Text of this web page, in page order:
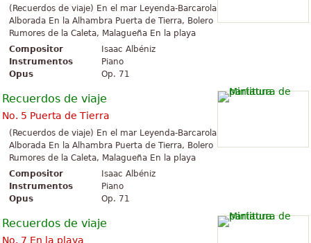
(Recuerdos de viaje) En el mar Leyenda-Barcarola
Alborada En la Alhambra Puerta de Tierra, Bolero
Rumores de la Caleta, Malagueña En la playa
Compositor
Isaac Albéniz
Instrumentos
Piano
Opus
Op. 71
Recuerdos de viaje
No. 5 Puerta de Tierra
(Recuerdos de viaje) En el mar Leyenda-Barcarola
Alborada En la Alhambra Puerta de Tierra, Bolero
Rumores de la Caleta, Malagueña En la playa
Compositor
Isaac Albéniz
Instrumentos
Piano
Opus
Op. 71
Recuerdos de viaje
No. 7 En la playa